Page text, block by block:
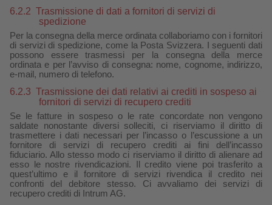
6.2.2 Trasmissione di dati a fornitori di servizi di
spedizione
Per la consegna della merce ordinata collaboriamo con i fornitori
di servizi di spedizione, come la Posta Svizzera. I seguenti dati
possono essere trasmessi per la consegna della merce
ordinata e per l’avviso di consegna: nome, cognome, indirizzo,
e-mail, numero di telefono.
6.2.3 Trasmissione dei dati relativi ai crediti in sospeso ai
fornitori di servizi di recupero crediti
Se le fatture in sospeso o le rate concordate non vengono
saldate nonostante diversi solleciti, ci riserviamo il diritto di
trasmettere i dati necessari per l’incasso o l’escussione a un
fornitore di servizi di recupero crediti ai fini dell’incasso
fiduciario. Allo stesso modo ci riserviamo il diritto di alienare ad
esso le nostre rivendicazioni. Il credito viene poi trasferito a
quest’ultimo e il fornitore di servizi rivendica il credito nei
confronti del debitore stesso. Ci avvaliamo dei servizi di
recupero crediti di Intrum AG.